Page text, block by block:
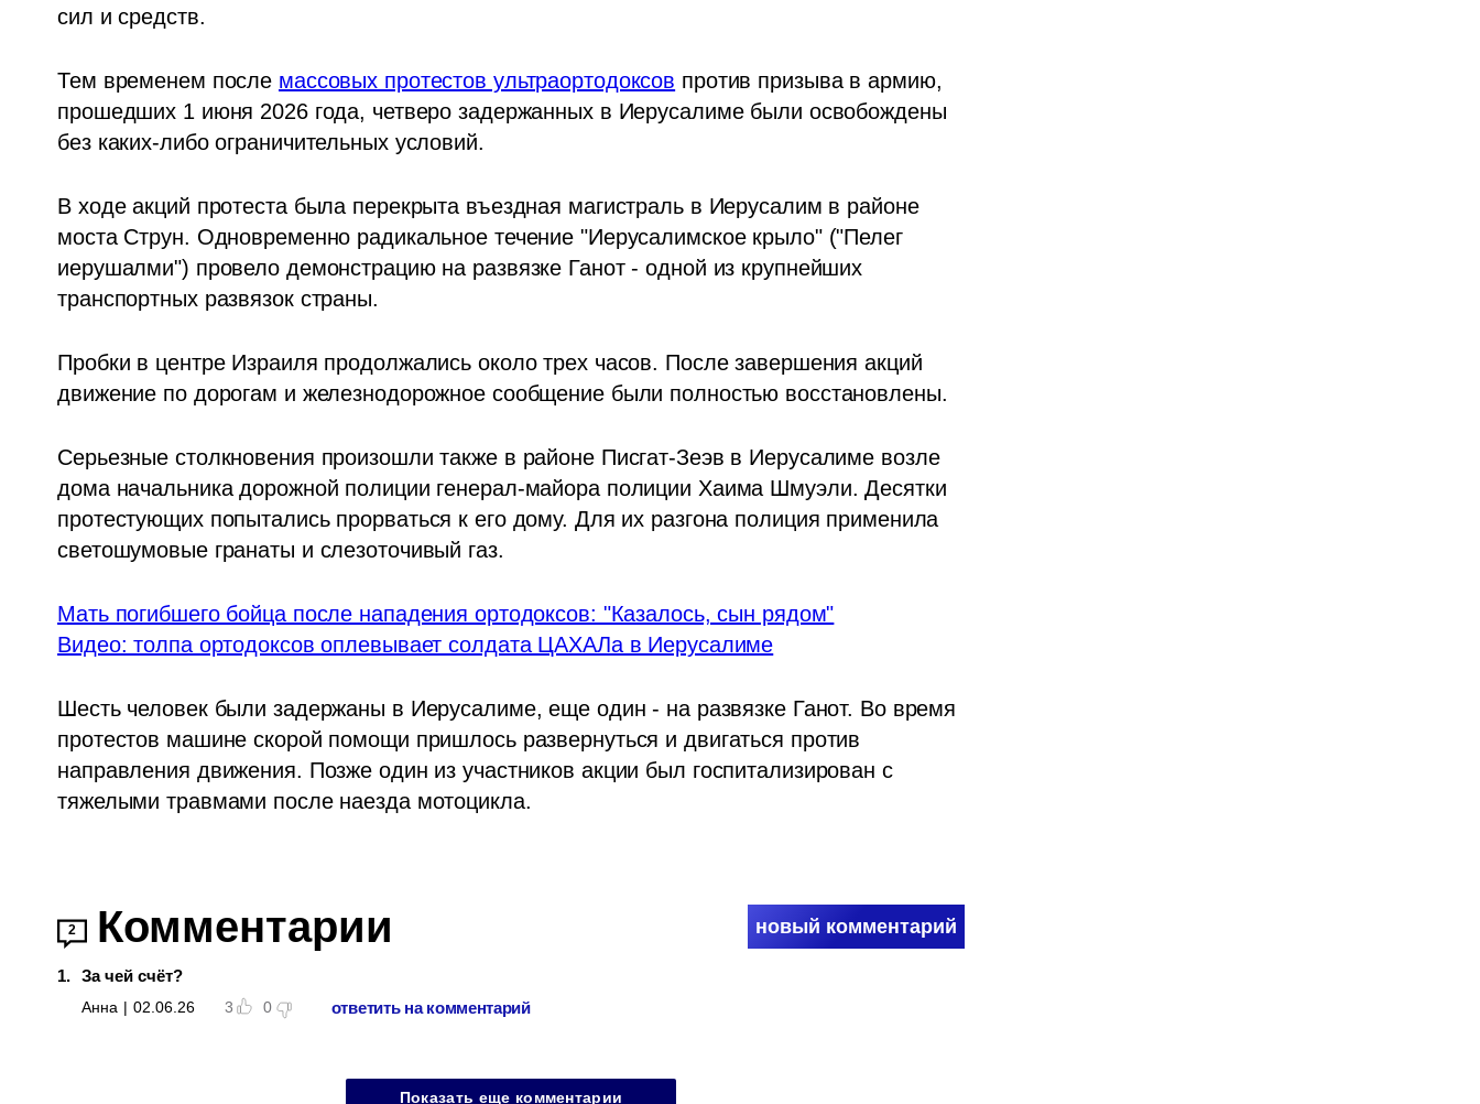
сил и средств.
Тем временем после массовых протестов ультраортодоксов против призыва в армию,
прошедших 1 июня 2026 года, четверо задержанных в Иерусалиме были освобождены
без каких-либо ограничительных условий.
В ходе акций протеста была перекрыта въездная магистраль в Иерусалим в районе
моста Струн. Одновременно радикальное течение "Иерусалимское крыло" ("Пелег
иерушалми") провело демонстрацию на развязке Ганот - одной из крупнейших
транспортных развязок страны.
Пробки в центре Израиля продолжались около трех часов. После завершения акций
движение по дорогам и железнодорожное сообщение были полностью восстановлены.
Серьезные столкновения произошли также в районе Писгат-Зеэв в Иерусалиме возле
дома начальника дорожной полиции генерал-майора полиции Хаима Шмуэли. Десятки
протестующих попытались прорваться к его дому. Для их разгона полиция применила
светошумовые гранаты и слезоточивый газ.
Мать погибшего бойца после нападения ортодоксов: "Казалось, сын рядом"
Видео: толпа ортодоксов оплевывает солдата ЦАХАЛа в Иерусалиме
Шесть человек были задержаны в Иерусалиме, еще один - на развязке Ганот. Во время
протестов машине скорой помощи пришлось развернуться и двигаться против
направления движения. Позже один из участников акции был госпитализирован с
тяжелыми травмами после наезда мотоцикла.
2 Комментарии новый комментарий
1. За чей счёт?
Анна | 02.06.26 3 0 ответить на комментарий
Показать еще комментарии